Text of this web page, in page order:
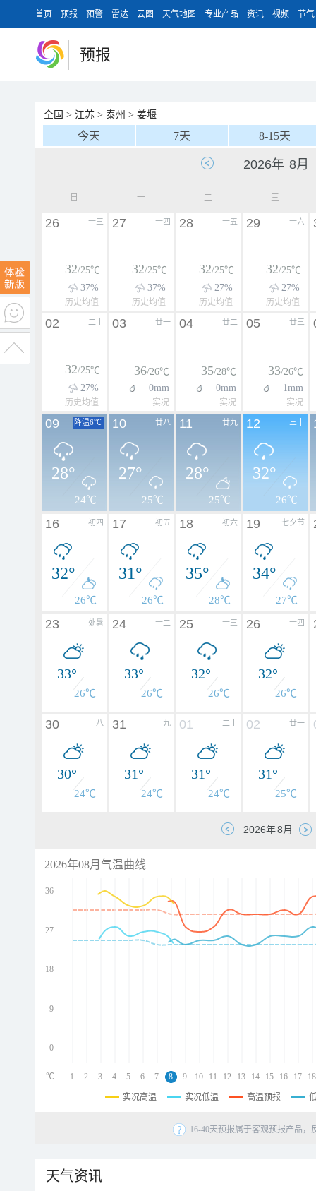
首页 预报 预警 雷达 云图 天气地图 专业产品 资讯 视频 节气
预报
全国 > 江苏 > 泰州 > 姜堰
今天 7天 8-15天
日 一 二 三
十三
26
32/25℃
37%
历史均值
十四
27
32/25℃
37%
历史均值
十五
28
32/25℃
27%
历史均值
十六
29
32/25℃
27%
历史均值
二十
02
32/25℃
27%
历史均值
廿一
03
36/26℃
0mm
实况
廿二
04
35/28℃
0mm
实况
廿三
05
33/26℃
1mm
实况
降温6℃
09
28°
24℃
廿八
10
27°
25℃
廿九
11
28°
25℃
三十
12
32°
26℃
初四
16
32°
26℃
初五
17
31°
26℃
初六
18
35°
28℃
七夕节
19
34°
27℃
处暑
23
33°
26℃
十二
24
33°
26℃
十三
25
32°
26℃
十四
26
32°
26℃
十八
30
30°
24℃
十九
31
31°
24℃
二十
01
31°
24℃
廿一
02
31°
25℃
2026年08月气温曲线
36
27
18
9
0
1 2 3 4 5 6 7 8 9 10 11 12 13 14 15 16 17 18
℃
实况高温 实况低温 高温预报
16-40天预报属于客观预报产品
天气资讯